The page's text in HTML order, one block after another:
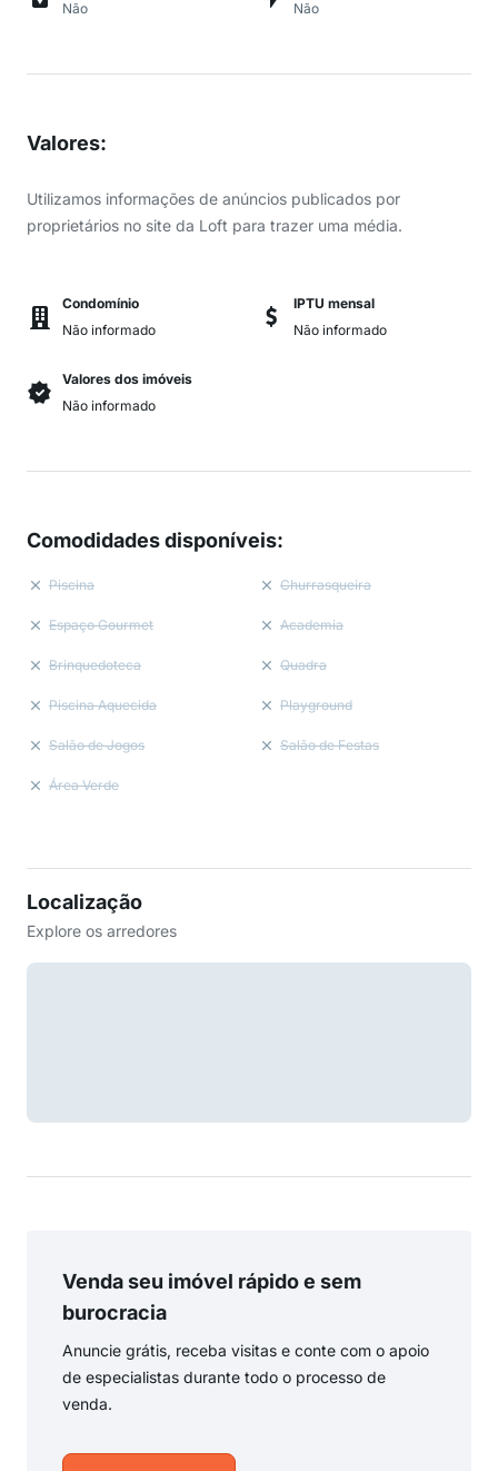
Não
Não
Valores:
Utilizamos informações de anúncios publicados por
proprietários no site da Loft para trazer uma média.
Condomínio
Não informado
IPTU mensal
Não informado
Valores dos imóveis
Não informado
Comodidades disponíveis:
Piscina Churrasqueira
Espaço Gourmet Academia
Brinquedoteca Quadra
Piscina Aquecida Playground
Salão de Jogos Salão de Festas
Área Verde
Localização
Explore os arredores
Venda seu imóvel rápido e sem
burocracia
Anuncie grátis, receba visitas e conte com o apoio
de especialistas durante todo o processo de
venda.